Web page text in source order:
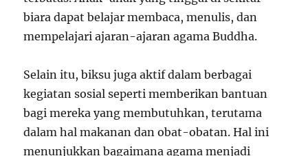
biara dapat belajar membaca, menulis, dan
mempelajari ajaran-ajaran agama Buddha.
Selain itu, biksu juga aktif dalam berbagai
kegiatan sosial seperti memberikan bantuan
bagi mereka yang membutuhkan, terutama
dalam hal makanan dan obat-obatan. Hal ini
menunjukkan bagaimana agama menjadi